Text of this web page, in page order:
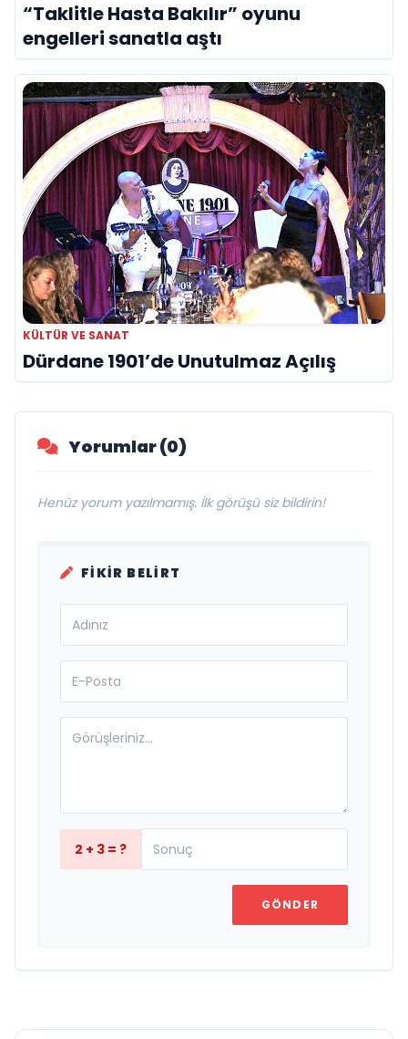
“Taklitle Hasta Bakılır” oyunu
engelleri sanatla aştı
KÜLTÜR VE SANAT
Dürdane 1901’de Unutulmaz Açılış
Yorumlar (0)
Henüz yorum yazılmamış. İlk görüşü siz bildirin!
FIKIR BELIRT
2 + 3 = ?
GÖNDER